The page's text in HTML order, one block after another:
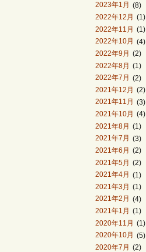
2023年1月
(8)
2022年12月
(1)
2022年11月 (1)
2022年10月
(4)
2022年9月
(2)
2022年8月 (1)
2022年7月
(2)
2021年12月
(2)
2021年11月
(3)
2021年10月
(4)
2021年8月 (1)
2021年7月
(3)
2021年6月
(2)
2021年5月 (2)
2021年4月
(1)
2021年3月
(1)
2021年2月
(4)
2021年1月
(1)
2020年11月 (1)
2020年10月
(5)
2020年7月
(2)